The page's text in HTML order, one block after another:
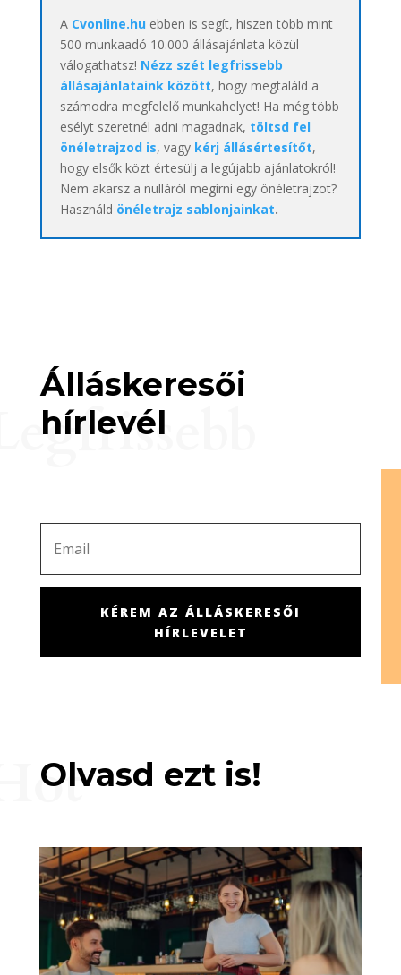
A Cvonline.huebben is segít, hiszen több mint
500 munkaadó 10.000 állásajánlata közül
válogathatsz! Nézz szét legfrissebb
állásajánlataink között, hogy megtaláld a
számodra megfelelő munkahelyet! Ha még több
esélyt szeretnél adni magadnak, töltsd fel
önéletrajzod is, vagy kérj állásértesítőt,
hogy elsők közt értesülj a legújabb ajánlatokról!
Nem akarsz a nulláról megírni egy önéletrajzot?
Használd önéletrajz sablonjainkat.
Álláskeresői
hírlevél
KÉREM AZ ÁLLÁSKERESŐI
HÍRLEVELET
Olvasd ezt is!